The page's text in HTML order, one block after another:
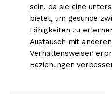
Inhalte
sein, da sie eine
bietet, um gesunde
Fähigkeiten zu
Austausch mit
Verhaltensweisen
Beziehungen